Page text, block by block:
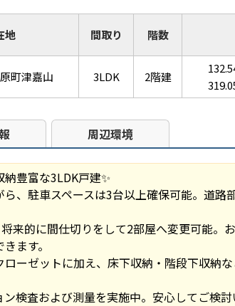
地 間取り 階数
町津嘉山 3LDK 2階建
周辺環境
豊富な3LDK戸建✨
、駐車スペースは3台以上確保可能。道
来的に間仕切りをして2部屋へ変更可能。
ます。
ローゼットに加え、床下収納・階段下収納
検査および測量を実施中。安心してご検